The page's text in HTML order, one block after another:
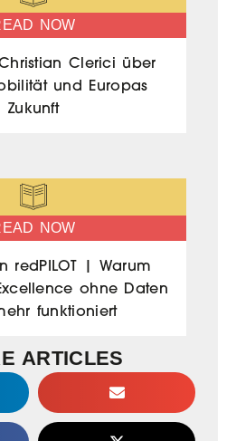
NOW
Clerici über
und Europas
Zukunft
NOW
redPILOT | Warum
ohne Daten
funktioniert
ARTICLES